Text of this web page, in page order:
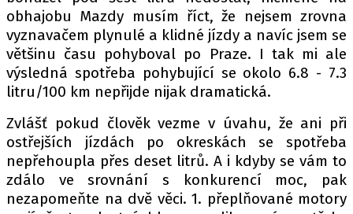
obhajobu Mazdy musím říct, že nejsem zrovna
vyznavačem plynulé a klidné jízdy a navíc jsem se
většinu času pohyboval po Praze. I tak mi ale
výsledná spotřeba pohybující se okolo 6.8 - 7.3
litru/100 km nepřijde nijak dramatická.
Zvlášť pokud člověk vezme v úvahu, že ani při
ostřejších jízdách po okreskách se spotřeba
nepřehoupla přes deset litrů. A i kdyby se vám to
zdálo ve srovnání s konkurencí moc, pak
nezapomeňte na dvě věci. 1. přeplňované motory